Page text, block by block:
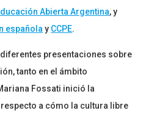
Abierta Argentina, y
española y CCPE.
presentaciones sobre
tanto en el ámbito
Fossati inició la
a cómo la cultura libre